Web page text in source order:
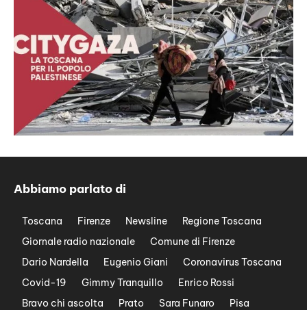
Abbiamo parlato di
Toscana Firenze Newsline
Regione Toscana
Giornale radio nazionale
Comune di Firenze
Dario Nardella
Eugenio Giani
Coronavirus Toscana
Covid-19
Gimmy Tranquillo
Enrico Rossi
Bravo chi ascolta
Prato Sara Funaro
Pisa